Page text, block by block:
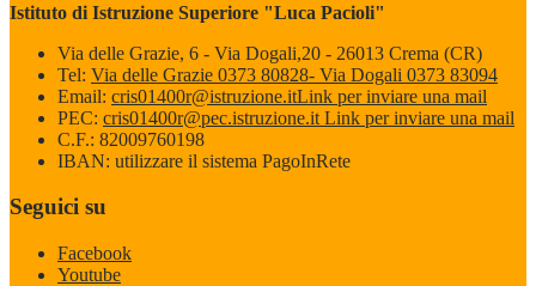
Istituto di Istruzione Superiore "Luca Pacioli"
Via delle Grazie, 6 - Via Dogali,20 - 26013 Crema (CR)
Tel: Via delle Grazie 0373 80828- Via Dogali 0373 83094
Email: cris01400r@istruzione.itLink per inviare una mail
PEC: cris01400r@pec.istruzione.it Link per inviare una mail
C.F.: 82009760198
IBAN: utilizzare il sistema PagoInRete
Seguici su
Facebook
Youtube